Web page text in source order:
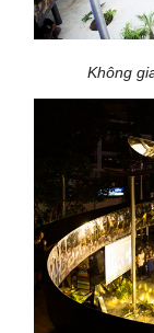
Không